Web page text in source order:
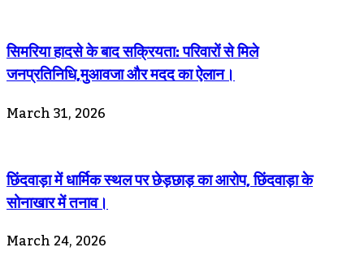
सिमरिया हादसे के बाद सक्रियता: परिवारों से मिले
जनप्रतिनिधि,मुआवजा और मदद का ऐलान।
March 31, 2026
छिंदवाड़ा में धार्मिक स्थल पर छेड़छाड़ का आरोप, छिंदवाड़ा के
सोनाखार में तनाव।
March 24, 2026